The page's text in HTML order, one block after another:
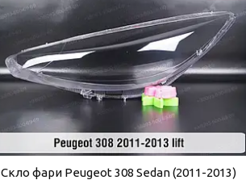
Скло фари Peugeot 308 Sedan (2011-2013)